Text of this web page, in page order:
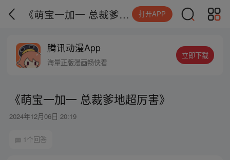
《萌宝一加一 总裁爹地超厉害》 打开APP
腾讯动漫App
海量正版漫画畅快看
立即下载
《萌宝一加一 总裁爹地超厉害》
2024年12月06日 20:19
1个回答